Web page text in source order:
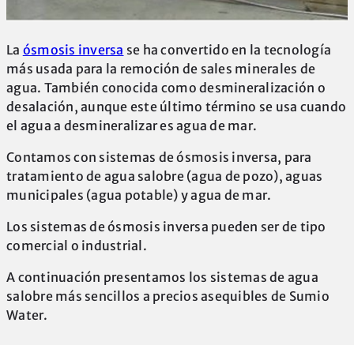
La ósmosis inversa se ha convertido en la tecnología
más usada para la remoción de sales minerales de
agua. También conocida como desmineralización o
desalación, aunque este último término se usa cuando
el agua a desmineralizar es agua de mar.
Contamos con sistemas de ósmosis inversa, para
tratamiento de agua salobre (agua de pozo), aguas
municipales (agua potable) y agua de mar.
Los sistemas de ósmosis inversa pueden ser de tipo
comercial o industrial.
A continuación presentamos los sistemas de agua
salobre más sencillos a precios asequibles de Sumio
Water.